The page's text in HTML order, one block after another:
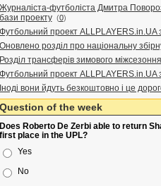
Журналіста-футболіста Дмитра
бази проекту (0)
Футбольний проект ALLPLAYERS.in.UA
Оновлено розділ про національну
Розділ трансферів зимового
Футбольний проект ALLPLAYERS.in.UA
Іноді вони йдуть безкоштовно і це
Question of the week
Does Roberto De Zerbi able to return
first place in the UPL?
Yes
No